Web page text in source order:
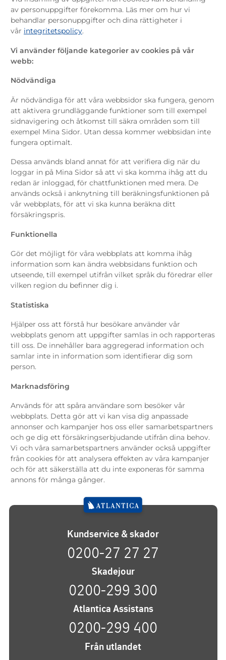
av personuppgifter förekomma. Läs mer om hur vi
behandlar personuppgifter och dina rättigheter i
vår integritetspolicy.
Vi använder följande kategorier av cookies på vår
webb:
Nödvändiga
Är nödvändiga för att våra webbsidor ska fungera, genom
att aktivera grundläggande funktioner som till exempel
sidnavigering och åtkomst till säkra områden som till
exempel Mina Sidor. Utan dessa kommer webbsidan inte
fungera optimalt.
Dessa används bland annat för att verifiera dig när du
loggar in på Mina Sidor så att vi ska komma ihåg att du
redan är inloggad, för chattfunktionen med mera. De
används också i anknytning till beräkningsfunktionen på
vår webbplats, för att vi ska kunna beräkna ditt
försäkringspris.
Funktionella
Gör det möjligt för våra webbplats att komma ihåg
information som kan ändra webbsidans funktion och
utseende, till exempel utifrån vilket språk du föredrar eller
vilken region du befinner dig i.
Statistiska
Hjälper oss att förstå hur besökare använder vår
webbplats genom att uppgifter samlas in och rapporteras
till oss. De innehåller bara aggregerad information och
samlar inte in information som identifierar dig som
person.
Marknadsföring
Används för att spåra användare som besöker vår
webbplats. Detta gör att vi kan visa dig anpassade
annonser och kampanjer hos oss eller samarbetspartners
och ge dig ett försäkringserbjudande utifrån dina behov.
Vi och våra samarbetspartners använder också uppgifter
från cookies för att analysera effekten av våra kampanjer
och för att säkerställa att du inte exponeras för samma
annons för många gånger.
Kundservice & skador
0200-27 27 27
Skadejour
0200-299 300
Atlantica Assistans
0200-299 400
Från utlandet